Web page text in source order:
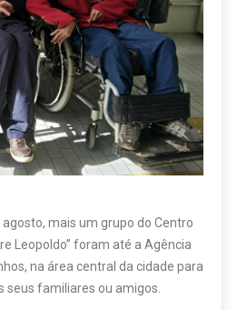
mais um grupo do Centro
Leopoldo” foram até a Agência
na área central da cidade para
seus familiares ou amigos.